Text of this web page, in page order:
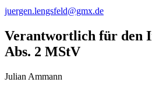
juergen.lengsfeld@gmx.de
Verantwortlich für den
Abs. 2 MStV
Julian Ammann